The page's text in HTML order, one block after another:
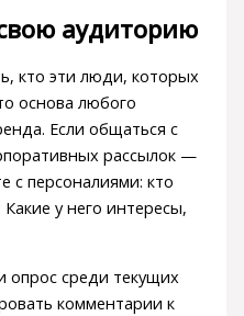
аудиторию
кто эти люди, которых
основа любого
Если общаться с
рассылок —
с персоналиями: кто
у него интересы,
среди текущих
комментарии к